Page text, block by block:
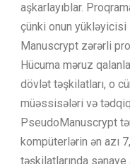
aşkarlayıblar.
çünki onun yükləyicisi
Manuscrypt zərərli
Hücuma məruz
dövlət təşkilatları, o
müəssisələri və
PseudoManuscrypt
kompüterlərin ən azı
təşkilatlarında